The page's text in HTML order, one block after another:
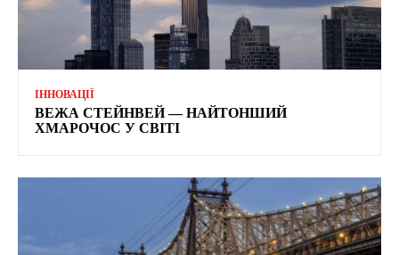
ІННОВАЦІЇ
ВЕЖА СТЕЙНВЕЙ — НАЙТОНШИЙ
ХМАРОЧОС У СВІТІ